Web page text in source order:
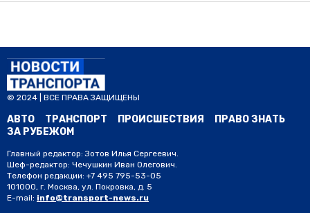
© 2024 | ВСЕ ПРАВА ЗАЩИЩЕНЫ
АВТО ТРАНСПОРТ ПРОИСШЕСТВИЯ
ПРАВО ЗНАТЬ
ЗА РУБЕЖОМ
Главный редактор: Зотов Илья Сергеевич.
Шеф-редактор: Чечушкин Иван Олегович.
Телефон редакции: +7 495 795-53-05
101000, г. Москва, ул. Покровка, д. 5
E-mail: info@transport-news.ru